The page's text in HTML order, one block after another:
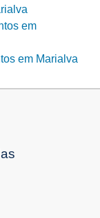
em
em Marialva